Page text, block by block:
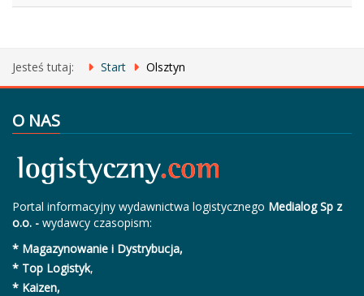
Jesteś tutaj: Start Olsztyn
O NAS
Portal informacyjny wydawnictwa logistycznego Medialog Sp z
o.o. - wydawcy czasopism:
* Magazynowanie i Dystrybucja,
* Top Logistyk,
* Kaizen,